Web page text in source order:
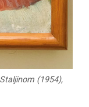
(1954),